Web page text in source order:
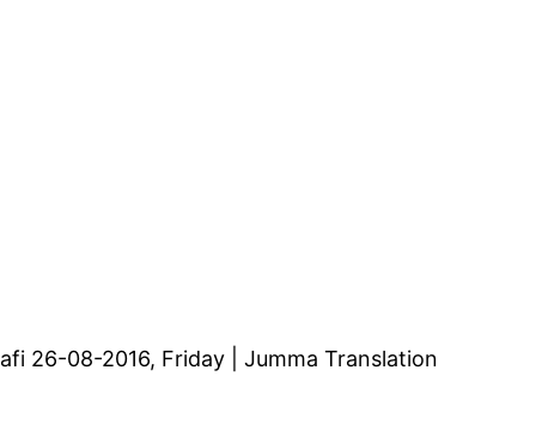
26-08-2016, Friday | Jumma Translation